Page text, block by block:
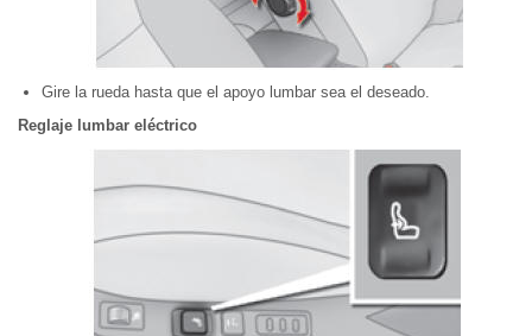
Gire la rueda hasta que el apoyo lumbar sea el deseado.
Reglaje lumbar eléctrico